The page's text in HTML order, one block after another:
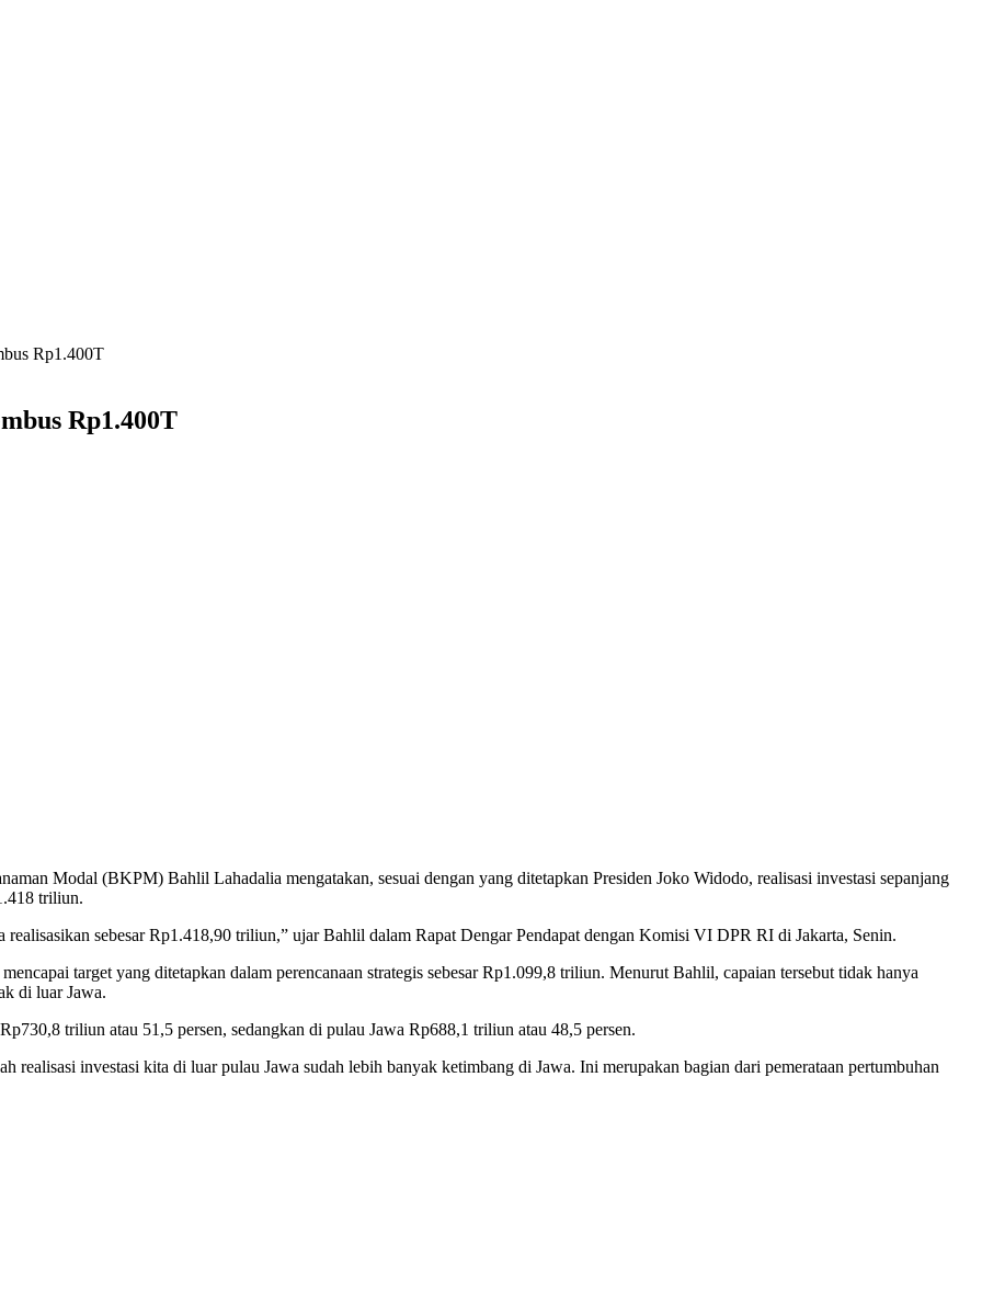
Rp1.400T
Rp1.400T
Modal (BKPM) Bahlil Lahadalia mengatakan, sesuai dengan yang ditetapkan Presiden Joko Widodo, realisasi investasi sepanjang
triliun.
sebesar Rp1.418,90 triliun,” ujar Bahlil dalam Rapat Dengar Pendapat dengan Komisi VI DPR RI di Jakarta, Senin.
target yang ditetapkan dalam perencanaan strategis sebesar Rp1.099,8 triliun. Menurut Bahlil, capaian tersebut tidak hanya
di luar Jawa.
triliun atau 51,5 persen, sedangkan di pulau Jawa Rp688,1 triliun atau 48,5 persen.
realisasi investasi kita di luar pulau Jawa sudah lebih banyak ketimbang di Jawa. Ini merupakan bagian dari pemerataan pertumbuhan